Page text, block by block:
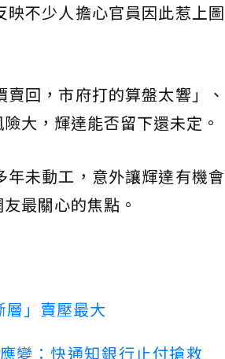
映不少人擔心官員因此惹上圖
回，市府打的算盤太響」、
大，輝達能否留下還未定。
未動工，意外讓輝達有機會
最關心的焦點。
」賣壓最大
變：快通知銀行止付搶救